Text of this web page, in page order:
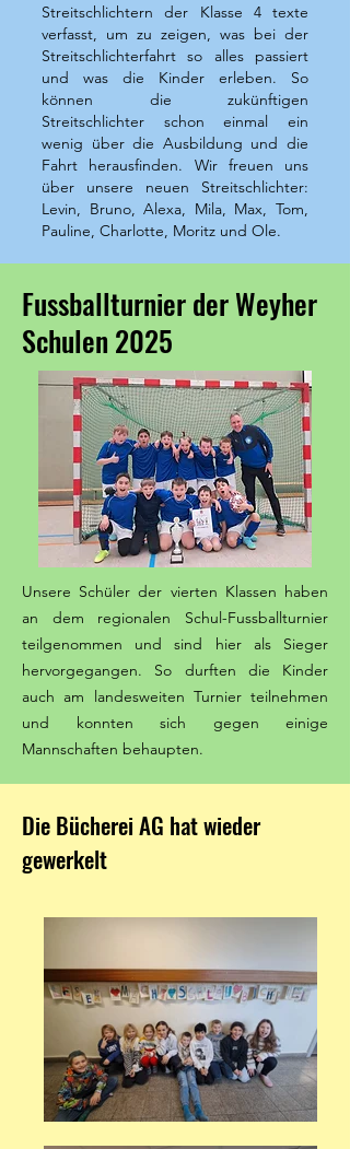
Streitschlichtern der Klasse 4 texte
verfasst, um zu zeigen, was bei der
Streitschlichterfahrt so alles passiert
und was die Kinder erleben. So
können die zukünftigen
Streitschlichter schon einmal ein
wenig über die Ausbildung und die
Fahrt herausfinden. Wir freuen uns
über unsere neuen Streitschlichter:
Levin, Bruno, Alexa, Mila, Max, Tom,
Pauline, Charlotte, Moritz und Ole.
Fussballturnier der Weyher
Schulen 2025
Unsere Schüler der vierten Klassen haben
an dem regionalen Schul-Fussballturnier
teilgenommen und sind hier als Sieger
hervorgegangen. So durften die Kinder
auch am landesweiten Turnier teilnehmen
und konnten sich gegen einige
Mannschaften behaupten.
Die Bücherei AG hat wieder
gewerkelt